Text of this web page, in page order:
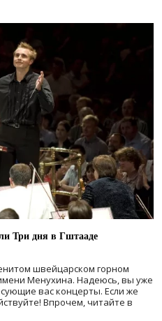
Три дня в Гштааде
швейцарском горном
Менухина. Надеюсь, вы уже
вас концерты. Если же
Впрочем, читайте в